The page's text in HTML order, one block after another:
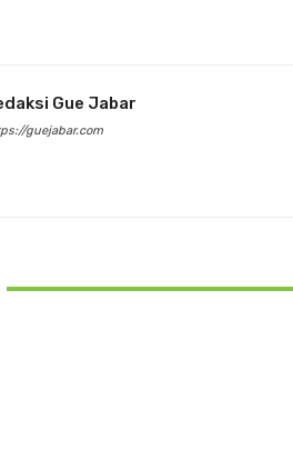
Gue Jabar
guejabar.com